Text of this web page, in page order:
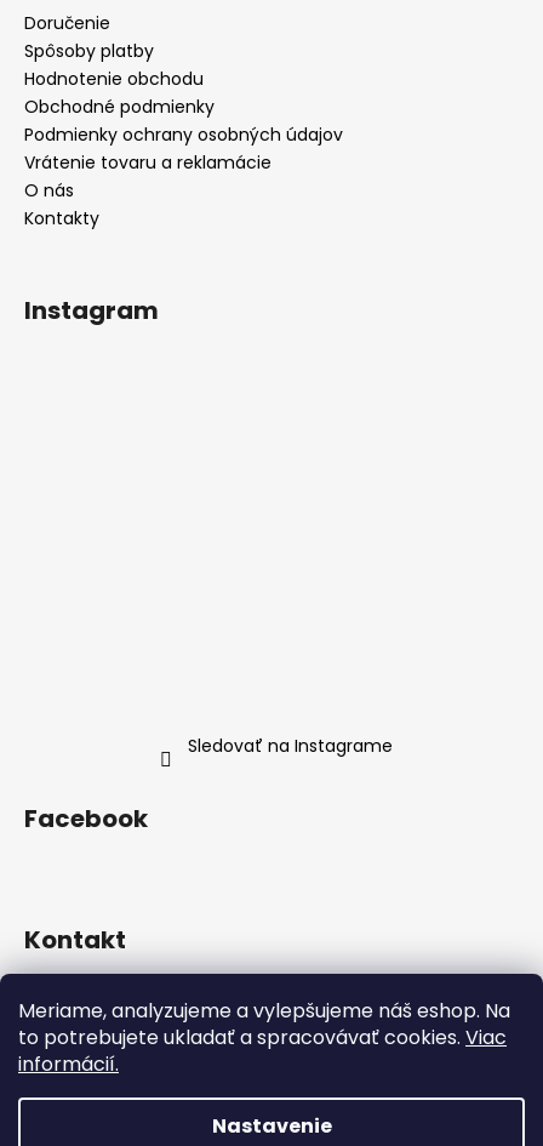
Meriame, analyzujeme a vylepšujeme náš eshop. Na
to potrebujete ukladať a spracovávať cookies. Viac
informácií.
Nastavenie
Doručenie
Spôsoby platby
Hodnotenie obchodu
Obchodné podmienky
Podmienky ochrany osobných údajov
Vrátenie tovaru a reklamácie
O nás
Kontakty
Instagram
Sledovať na Instagrame
Facebook
Kontakt
+420 702 114 113
Neness Official SK
neness_czsk/